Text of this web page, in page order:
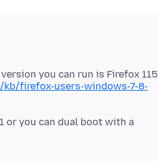
you can run is Firefox 115
firefox-users-windows-7-8-
or you can dual boot with a